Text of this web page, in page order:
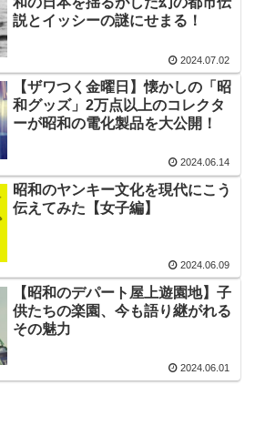
説とイッシーの謎にせまる！
2024.07.02
【ザワつく金曜日】懐かしの「昭
和グッズ」2万点以上のコレクタ
ーが昭和の電化製品を大公開！
2024.06.14
昭和のヤンキー文化を現代にこう
伝えてみた【女子編】
2024.06.09
【昭和のデパート屋上遊園地】子
供たちの楽園、今も語り継がれる
その魅力
2024.06.01